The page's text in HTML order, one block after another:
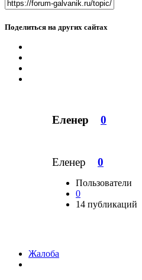
Поделиться на других сайтах
Еленер 0
Еленер 0
Пользователи
0
14 публикаций
Жалоба